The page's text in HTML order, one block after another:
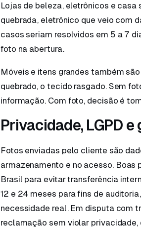
Lojas de beleza, eletrônicos e casa
quebrada, eletrônico que veio com
casos seriam resolvidos em 5 a 7
foto na abertura.
Móveis e itens grandes também
quebrado, o tecido rasgado. Sem
informação. Com foto, decisão é
Privacidade, LGPD
Fotos enviadas pelo cliente são
armazenamento e no acesso.
Brasil para evitar transferência
12 e 24 meses para fins de
necessidade real. Em disputa com
reclamação sem violar